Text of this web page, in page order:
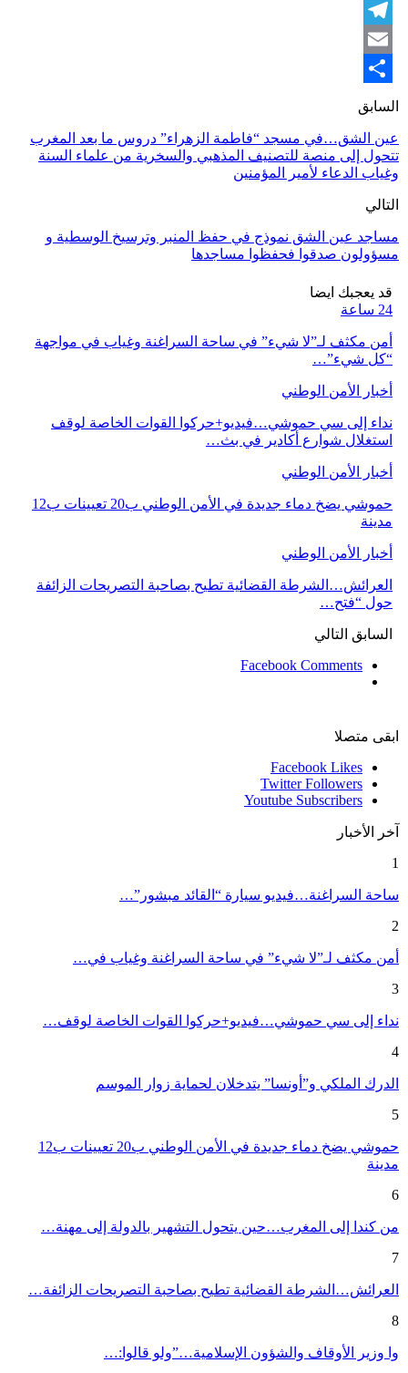
LinkedIn
Telegram
Email
Share
السابق
عين الشق…في مسجد “فاطمة الزهراء” دروس ما بعد المغرب
تتحول إلى منصة للتصنيف المذهبي والسخرية من علماء السنة
وغياب الدعاء لأمير المؤمنين
التالي
مساجد عين الشق نموذج في حفظ المنبر وترسيخ الوسطية و
مسؤولون صدقوا فحفظوا مساجدها
قد يعجبك ايضا
24 ساعة
أمن مكثف لـ”لا شيء” في ساحة السراغنة وغياب في مواجهة
“كل شيء”…
أخبار الأمن الوطني
نداء إلى سي حموشي…فيديو+حركوا القوات الخاصة لوقف
استغلال شوارع أكادير في بث…
أخبار الأمن الوطني
حموشي يضخ دماء جديدة في الأمن الوطني ب20 تعيينات ب12
مدينة
أخبار الأمن الوطني
العرائش…الشرطة القضائية تطيح بصاحبة التصريحات الزائفة
حول “فتح…
السابق التالي
Facebook Comments
ابقى متصلا
Facebook Likes
Twitter Followers
Youtube Subscribers
آخر الأخبار
1
ساحة السراغنة…فيديو سيارة “القائد مبشور”…
2
أمن مكثف لـ”لا شيء” في ساحة السراغنة وغياب في…
3
نداء إلى سي حموشي…فيديو+حركوا القوات الخاصة لوقف…
4
الدرك الملكي و”أونسا” يتدخلان لحماية زوار الموسم
5
حموشي يضخ دماء جديدة في الأمن الوطني ب20 تعيينات ب12
مدينة
6
من كندا إلى المغرب…حين يتحول التشهير بالدولة إلى مهنة…
7
العرائش…الشرطة القضائية تطيح بصاحبة التصريحات الزائفة…
8
وا وزير الأوقاف والشؤون الإسلامية…”ولو قالوا:…